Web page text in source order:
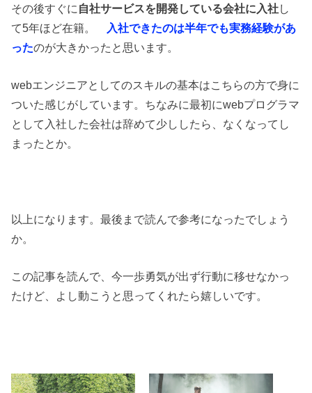
その後すぐに 自社サービスを開発している会社に入社し
て5年ほど在籍。
入社できたのは半年でも実務経験があ
ったのが大きかったと思います。
webエンジニアとしてのスキルの基本はこちらの方で身に
ついた感じがしています。ちなみに最初にwebプログラマ
として入社した会社は辞めて少ししたら、なくなってし
まったとか。
以上になります。最後まで読んで参考になったでしょう
か。
この記事を読んで、今一歩勇気が出ず行動に移せなかっ
たけど、よし動こうと思ってくれたら嬉しいです。